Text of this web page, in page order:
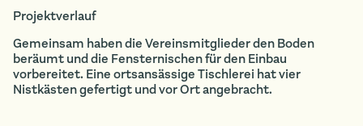
Projektverlauf
Gemeinsam haben die Vereinsmitglieder den Boden
beräumt und die Fensternischen für den Einbau
vorbereitet. Eine ortsansässige Tischlerei hat vier
Nistkästen gefertigt und vor Ort angebracht.